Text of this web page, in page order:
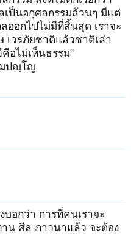
เป็นอกุศลกรรมล้วนๆ มีแต่
ออกไปไม่มีที่สิ้นสุด เราจะ
เวรภัยชาติแล้วชาติเล่า
อไม่เห็นธรรม"
มปญฺโญ
บอกว่า การที่คนเราจะ
น ศีล ภาวนาแล้ว จะต้อง